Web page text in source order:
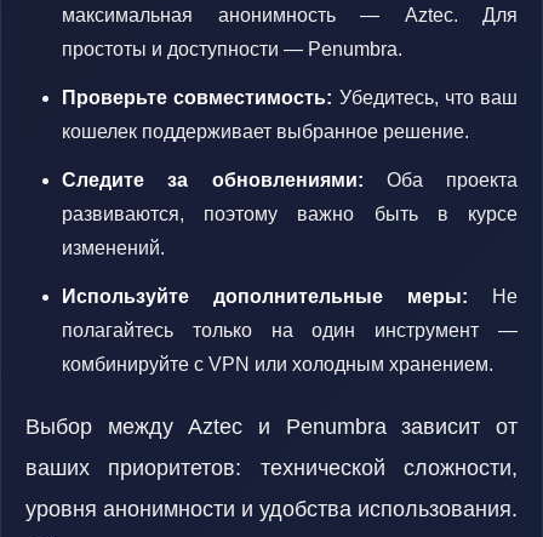
максимальная анонимность — Aztec. Для
простоты и доступности — Penumbra.
Проверьте совместимость: Убедитесь, что ваш
кошелек поддерживает выбранное решение.
Следите за обновлениями: Оба проекта
развиваются, поэтому важно быть в курсе
изменений.
Используйте дополнительные меры: Не
полагайтесь только на один инструмент —
комбинируйте с VPN или холодным хранением.
Выбор между Aztec и Penumbra зависит от
ваших приоритетов: технической сложности,
уровня анонимности и удобства использования.